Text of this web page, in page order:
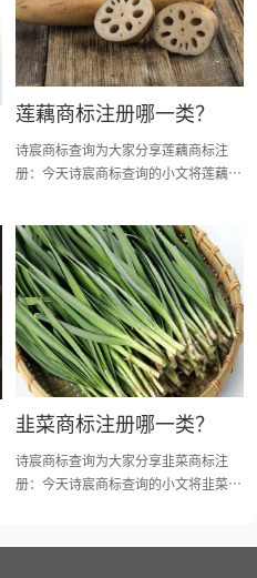
莲藕商标注册哪一类？
诗宸商标查询为大家分享莲藕商标注
册：今天诗宸商标查询的小文将莲藕商
标注册证书有效期等资料整理出来。
韭菜商标注册哪一类？
诗宸商标查询为大家分享韭菜商标注
册：今天诗宸商标查询的小文将韭菜商
标注册证书有效期等资料整理出来。